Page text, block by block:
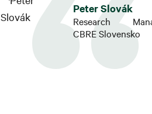
Peter Slovák
Research
CBRE Slovensko